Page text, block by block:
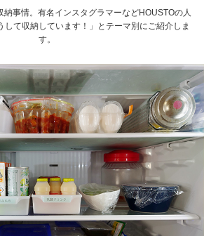
事情。有名インスタグラマーなどHOUSTOの人
して収納しています！」とテーマ別にご紹介しま
す。